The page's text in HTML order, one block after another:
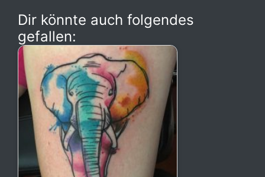
Dir könnte auch folgendes
gefallen: